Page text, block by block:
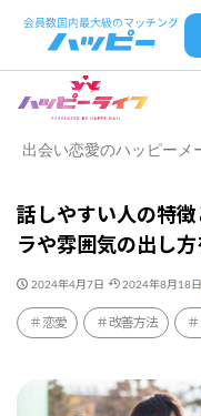
出会い恋愛のハッピーメ
話しやすい人の特
ラや雰囲気の出し
2024年4月7日 2024年8月18日
恋愛 改善方法